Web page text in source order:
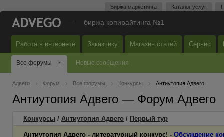
Биржа маркетинга Каталог услуг
— биржа копирайтинга №1
Работа в интернете Заказчику Магазин статей Сервис
Все форумы Новые сообщения
Адвего Форум Все форумы Конкурсы Антиутопия Адвего
Антиутопия Адвего — Форум Адвего
Конкурсы / Антиутопия Адвего / Первый тур
Антиутопия Адвего - литературный конкурс! - Обсуждение